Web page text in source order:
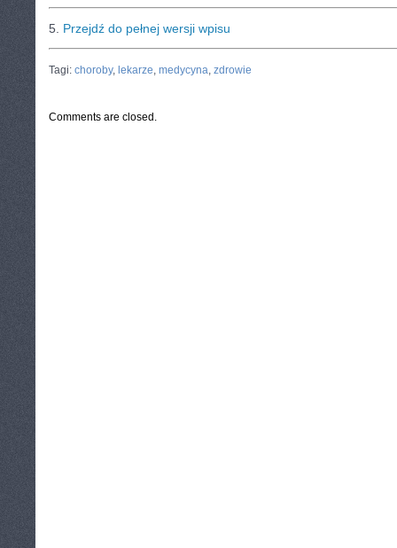
5. Przejdź do pełnej wersji wpisu
Tagi: choroby, lekarze, medycyna, zdrowie
Comments are closed.